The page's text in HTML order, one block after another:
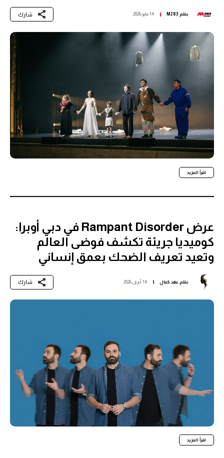
بقلم M283 14 مايو 2026 شارك
اقرأ المزيد
عرض Rampant Disorder في دبي أوبرا:
كوميديا جريئة تكشف فوضى العالم
وتعيد تعريف الضحك بعمق إنساني
بقلم عهد كمال 14 أبريل 2026 شارك
اقرأ المزيد